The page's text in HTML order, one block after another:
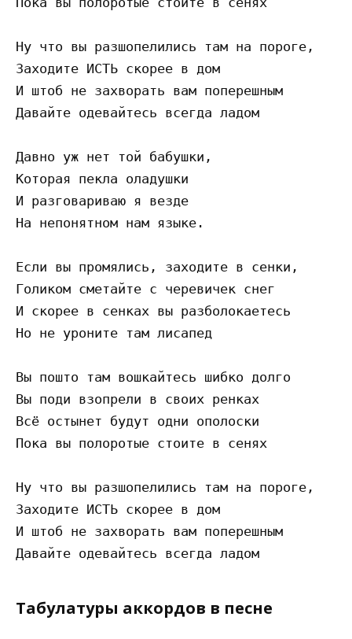
Ну что вы разшопелились там на пороге,
Заходите ИСТЬ скорее в дом
И штоб не захворать вам поперешным
Давайте одевайтесь всегда ладом
Давно уж нет той бабушки,
Которая пекла оладушки
И разговариваю я везде
На непонятном нам языке.
Если вы промялись, заходите в сенки,
Голиком сметайте с черевичек снег
И скорее в сенках вы разболокаетесь
Но не уроните там лисапед
Вы пошто там вошкайтесь шибко долго
Вы поди взопрели в своих ренках
Всё остынет будут одни ополоски
Пока вы полоротые стоите в сенях
Ну что вы разшопелились там на пороге,
Заходите ИСТЬ скорее в дом
И штоб не захворать вам поперешным
Табулатуры аккордов в песне